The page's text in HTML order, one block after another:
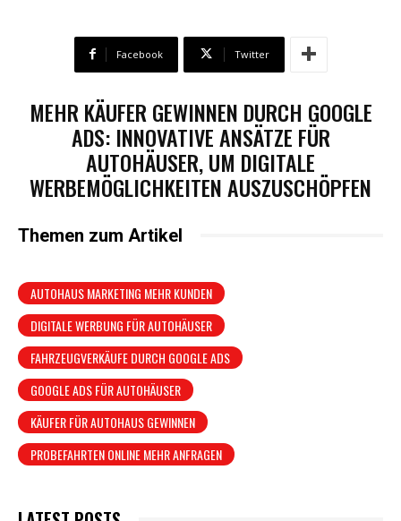
Facebook Twitter
MEHR KÄUFER GEWINNEN DURCH GOOGLE
ADS: INNOVATIVE ANSÄTZE FÜR
AUTOHÄUSER, UM DIGITALE
WERBEMÖGLICHKEITEN AUSZUSCHÖPFEN
Themen zum Artikel
AUTOHAUS MARKETING MEHR KUNDEN
DIGITALE WERBUNG FÜR AUTOHÄUSER
FAHRZEUGVERKÄUFE DURCH GOOGLE ADS
GOOGLE ADS FÜR AUTOHÄUSER
KÄUFER FÜR AUTOHAUS GEWINNEN
PROBEFAHRTEN ONLINE MEHR ANFRAGEN